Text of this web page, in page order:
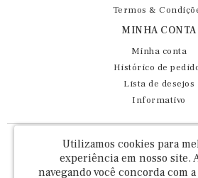
Termos &
MINHA CONTA
Minha conta
Histórico de
Lista de desejos
Informativo
Fernando Maluhy Cia Ltda - CNPJ:
Rua Dr Euclydes da Cunha, 47 - Brás - São
Utilizamos cookies para
experiência em nosso site.
navegando você concorda com a